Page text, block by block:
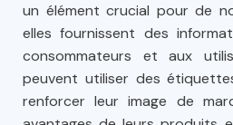
un élément crucial pour de
elles fournissent des
consommateurs et aux
peuvent utiliser des
renforcer leur image de